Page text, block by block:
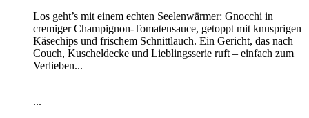
Los geht’s mit einem echten Seelenwärmer: Gnocchi in
cremiger Champignon-Tomatensauce, getoppt mit knusprigen
Käsechips und frischem Schnittlauch. Ein Gericht, das nach
Couch, Kuscheldecke und Lieblingsserie ruft – einfach zum
Verlieben...
...